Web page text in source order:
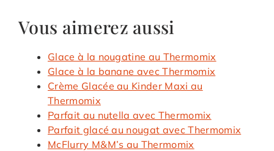
Vous aimerez aussi
Glace à la nougatine au Thermomix
Glace à la banane avec Thermomix
Crème Glacée au Kinder Maxi au
Thermomix
Parfait au nutella avec Thermomix
Parfait glacé au nougat avec Thermomix
McFlurry M&M’s au Thermomix